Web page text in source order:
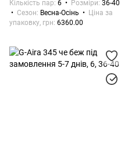
Кількість пар 6 Розміри 36-40
Сезон
Весна-Осінь
Ціна за
упаковку, грн 6360.00